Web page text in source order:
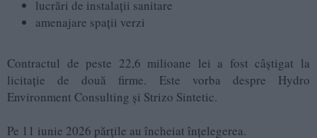
lucrări de instalații sanitare
amenajare spații verzi
Contractul de peste 22,6 milioane lei a fost câștigat la
licitație de două firme. Este vorba despre Hydro
Environment Consulting și Strizo Sintetic.
Pe 11 iunie 2026 părțile au încheiat înțelegerea.